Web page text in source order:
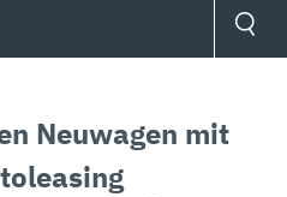
Neuwagen mit